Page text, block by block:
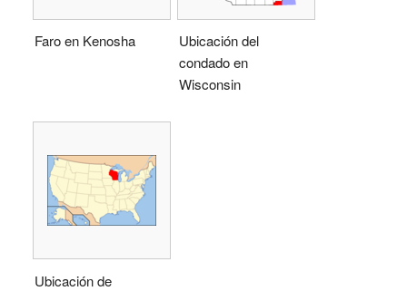
Faro en Kenosha
Ubicación del
condado en
Wisconsin
Ubicación de